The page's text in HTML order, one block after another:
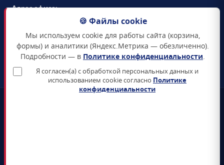
Адрес офиса:
Семёновская набережная, д. 2/1, стр. 1, офис 411
Схема проезда →
ЗАКАЗАТЬ ЗВОНОК
🍪 Файлы cookie
Мы используем cookie для работы сайта (корзина,
формы) и аналитики (Яндекс.Метрика — обезличенно).
Подробности — в Политике конфиденциальности.
Я согласен(а) с обработкой персональных данных и
использованием cookie согласно Политике
конфиденциальности